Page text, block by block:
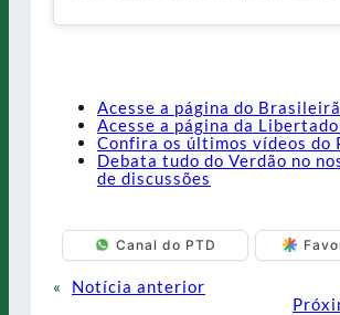
Acesse a página do
Acesse a página da
Confira os últimos vídeos do
Debata tudo do Verdão no
de discussões
Canal do PTD
«
Notícia anterior